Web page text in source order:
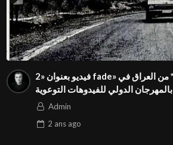
فيديو بعنوان «2 fade» للمشارك * اندام امين * من العراق في
المسابقة الدولية بالمهرجان الدولي للفيدوهات التوعوية
Season 4 FIVS
Admin
2 ansago